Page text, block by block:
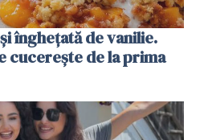
înghețată de vanilie.
cucerește de la prima